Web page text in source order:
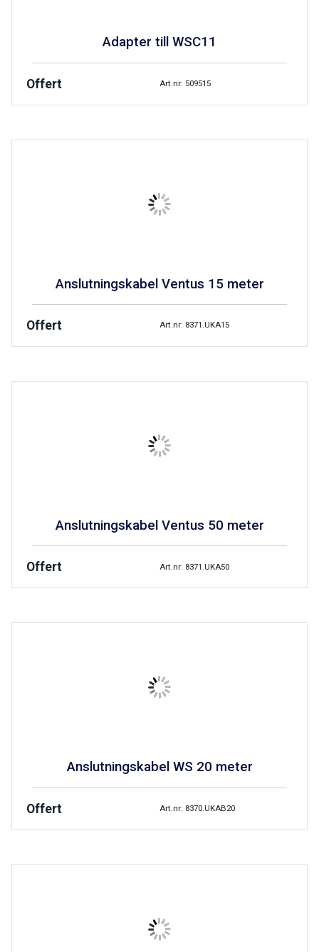
Adapter till WSC11
Offert Art.nr: 509515
Anslutningskabel Ventus 15 meter
Offert Art.nr: 8371.UKA15
Anslutningskabel Ventus 50 meter
Offert Art.nr: 8371.UKA50
Anslutningskabel WS 20 meter
Offert Art.nr: 8370.UKAB20